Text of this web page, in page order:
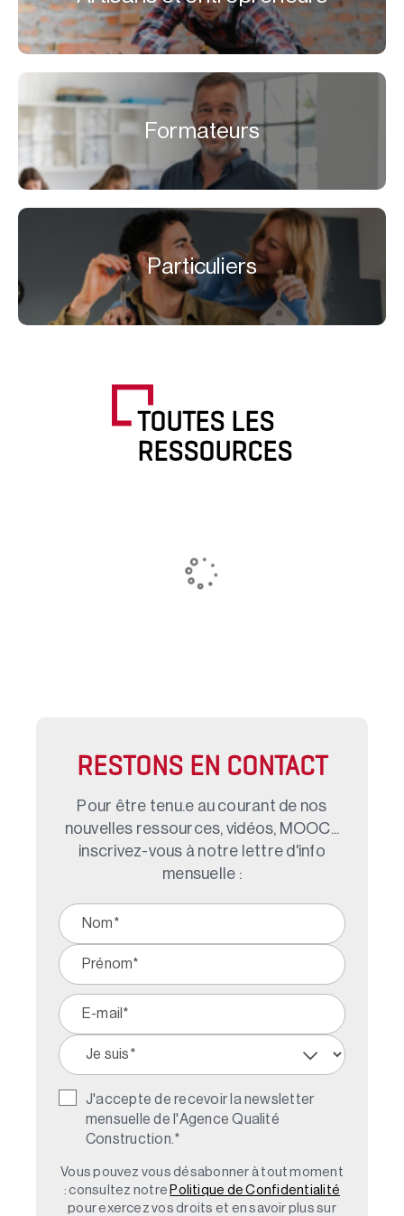
Formateurs
Particuliers
TOUTES LES
RESSOURCES
RESTONS EN CONTACT
Pour être tenu.e au courant de nos
nouvelles ressources, vidéos, MOOC...
inscrivez-vous à notre lettre d'info
mensuelle :
J'accepte de recevoir la newsletter
mensuelle de l'Agence Qualité
Construction. *
Vous pouvez vous désabonner à tout moment
: consultez notre Politique de Confidentialité
pour exercez vos droits et en savoir plus sur